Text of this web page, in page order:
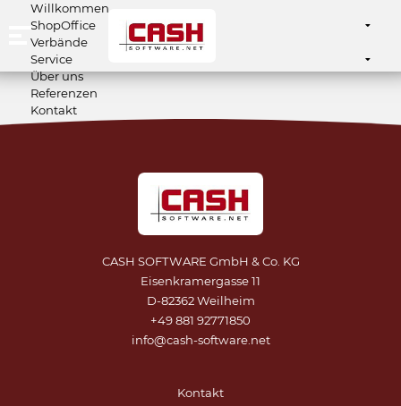
Willkommen
ShopOffice
Warenwirtschaft
Kassensystem
Onlineshop / E-Commerce
Verbände
Service
Support
Über uns
Referenzen
Kontakt
CASH SOFTWARE GmbH & Co. KG
Eisenkramergasse 11
D-82362 Weilheim
+49 881 92771850
info@cash-software.net
Kontakt